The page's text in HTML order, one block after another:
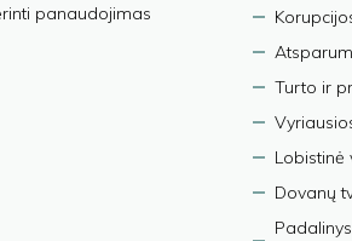
panaudojimas
Turto ir
Lobistinė
Dovanų